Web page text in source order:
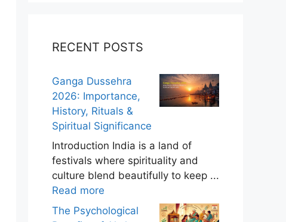
RECENT POSTS
Ganga Dussehra
2026: Importance,
History, Rituals &
Spiritual Significance
Introduction India is a land of
festivals where spirituality and
culture blend beautifully to keep ...
Read more
The Psychological